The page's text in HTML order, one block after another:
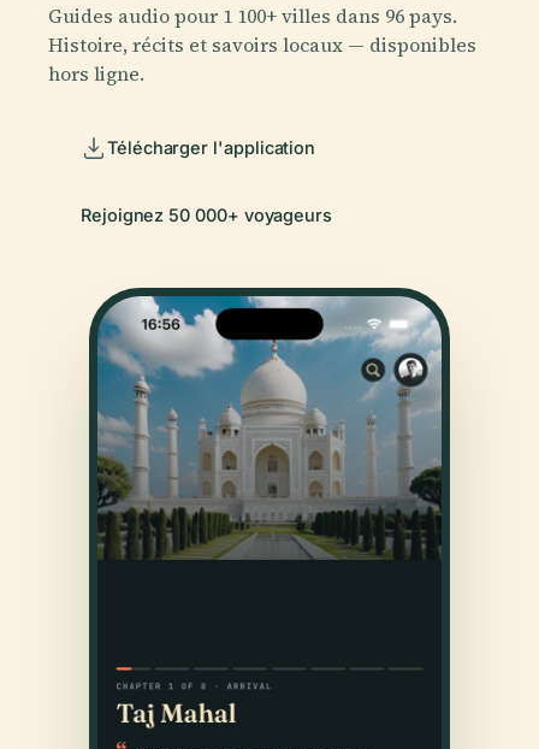
Guides audio pour 1 100+ villes dans 96 pays.
Histoire, récits et savoirs locaux — disponibles
hors ligne.
Télécharger l'application
Rejoignez 50 000+ voyageurs